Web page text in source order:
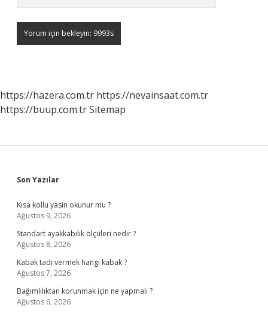
https://hazera.com.tr https://nevainsaat.com.tr
https://buup.com.trSitemap
Sidebar
Son Yazılar
Kısa kollu yasin okunur mu ?
Ağustos 9, 2026
Standart ayakkabılık ölçüleri nedir ?
Ağustos 8, 2026
Kabak tadı vermek hangi kabak ?
Ağustos 7, 2026
Bağımlılıktan korunmak için ne yapmalı ?
Ağustos 6, 2026